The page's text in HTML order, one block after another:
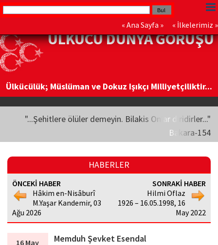
« Ana Sayfa » « İlkelerimiz »
ÜLKÜCÜ DÜNYA GÖRÜŞÜ
Ülkücülük; Müslüman ve Dokuz Işıkçı Milliyetçiliktir...
"...Şehitlere ölüler demeyin. Bilakis Onlar diridirler..."
Bakara-154
HABERLER
ÖNCEKİ HABER
Hâkim en-Nisâburî
M.Yaşar Kandemir, 03
Ağu 2026
SONRAKİ HABER
Hilmi Oflaz
1926 – 16.05.1998, 16
May 2022
16 May
Memduh Şevket Esendal